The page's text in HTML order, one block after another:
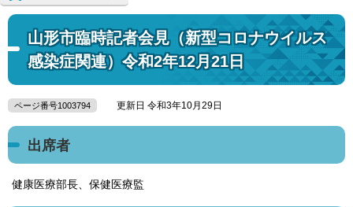
山形市臨時記者会見（新型コロナウイルス
感染症関連）令和2年12月21日
ページ番号1003794 更新日 令和3年10月29日
出席者
健康医療部長、保健医療監